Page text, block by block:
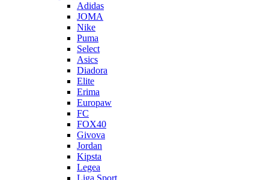
Adidas
JOMA
Nike
Puma
Select
Asics
Diadora
Elite
Erima
Europaw
FC
FOX40
Givova
Jordan
Kipsta
Legea
Liga Sport